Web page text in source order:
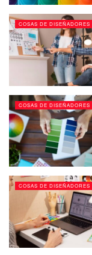
COSAS DE DISEÑADORES
COSAS DE DISEÑADORES
COSAS DE DISEÑADORES